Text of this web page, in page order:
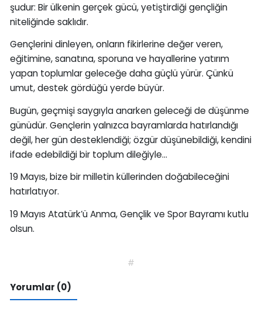
şudur: Bir ülkenin gerçek gücü, yetiştirdiği gençliğin
niteliğinde saklıdır.
Gençlerini dinleyen, onların fikirlerine değer veren,
eğitimine, sanatına, sporuna ve hayallerine yatırım
yapan toplumlar geleceğe daha güçlü yürür. Çünkü
umut, destek gördüğü yerde büyür.
Bugün, geçmişi saygıyla anarken geleceği de düşünme
günüdür. Gençlerin yalnızca bayramlarda hatırlandığı
değil, her gün desteklendiği; özgür düşünebildiği, kendini
ifade edebildiği bir toplum dileğiyle…
19 Mayıs, bize bir milletin küllerinden doğabileceğini
hatırlatıyor.
19 Mayıs Atatürk’ü Anma, Gençlik ve Spor Bayramı kutlu
olsun.
#
Yorumlar (0)